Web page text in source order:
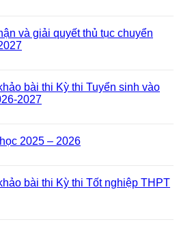
và giải quyết thủ tục chuyển
bài thi Kỳ thi Tuyển sinh vào
2027
2025 – 2026
bài thi Kỳ thi Tốt nghiệp THPT